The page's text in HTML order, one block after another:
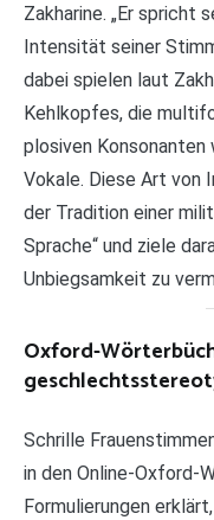
Zakharine. „Er spricht
Intensität seiner
dabei spielen laut
Kehlkopfes, die
plosiven Konsonanten
Vokale. Diese Art von
der Tradition einer
Sprache“ und ziele
Unbiegsamkeit zu
Oxford-
Schrille
in den Online-Oxford-
Formulierungen